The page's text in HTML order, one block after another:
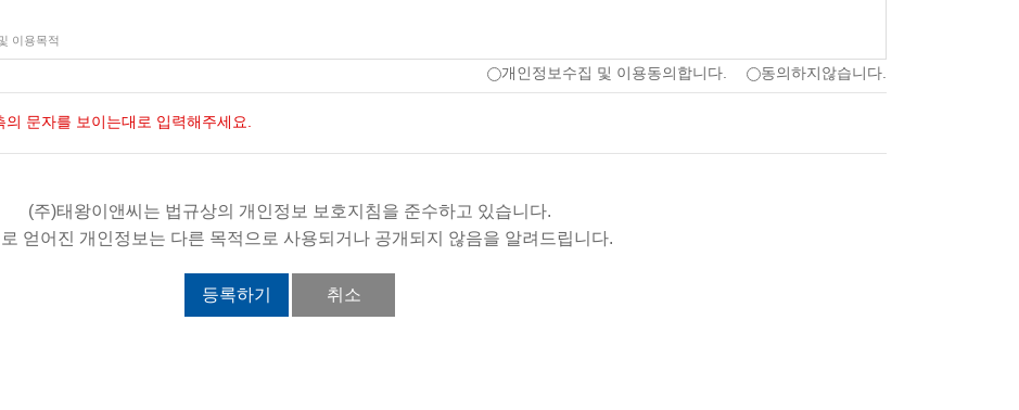
이용목적
보를 다음의 목적을 위해 활용합니다.
이용기간
화번호, 이메일 등
개인정보수집 및 이용동의합니다. 동의하지않습니다.
의 문자를 보이는대로 입력해주세요.
(주)태왕이앤씨는 법규상의 개인정보 보호지침을 준수하고 있습니다.
얻어진 개인정보는 다른 목적으로 사용되거나 공개되지 않음을 알려드립니다.
등록하기 취소